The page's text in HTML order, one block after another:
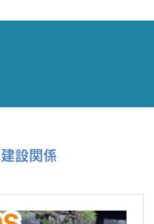
建設関係